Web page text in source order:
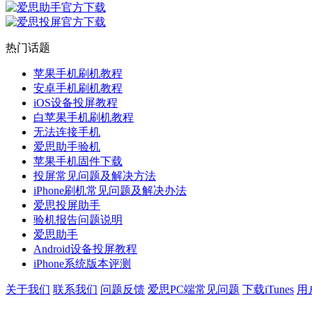
热门话题
苹果手机刷机教程
安卓手机刷机教程
iOS设备投屏教程
白苹果手机刷机教程
无法连接手机
爱思助手验机
苹果手机固件下载
投屏常见问题及解决方法
iPhone刷机常见问题及解决办法
爱思投屏助手
验机报告问题说明
爱思助手
Android设备投屏教程
iPhone系统版本评测
关于我们 联系我们 问题反馈 爱思PC端常见问题 下载iTunes 用